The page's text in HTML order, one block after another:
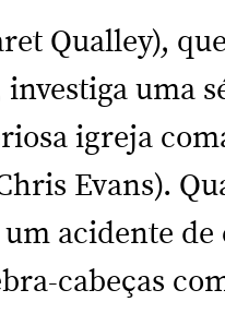
Qualley),
uma
igreja
Evans).
acidente de
cabeças